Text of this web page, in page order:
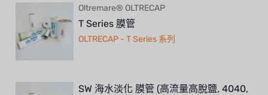
Oltremare® OLTRECAP
T Series 膜管
OLTRECAP - T Series 系列
SW 海水淡化 膜管 (高流量高脫鹽, 4040,